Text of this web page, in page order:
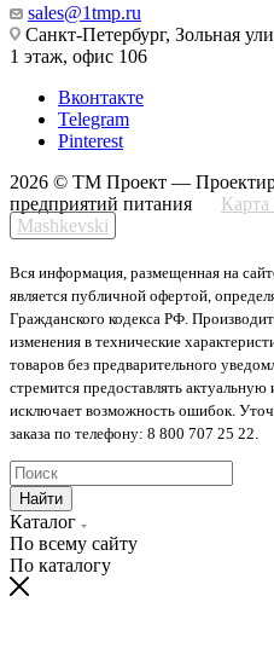
sales@1tmp.ru
Санкт-Петербург, Зольная
1 этаж, офис 106
Вконтакте
Telegram
Pinterest
2026 © ТМ Проект —
предприятий питания
Карта
Mashkevski
Вся информация, размещенная на
является публичной офертой,
Гражданского кодекса РФ.
изменения в технические
товаров без предварительного
стремится предоставлять
исключает возможность ошибок.
заказа по телефону: 8 800 707 25 22.
Найти
Каталог
По всему сайту
По каталогу